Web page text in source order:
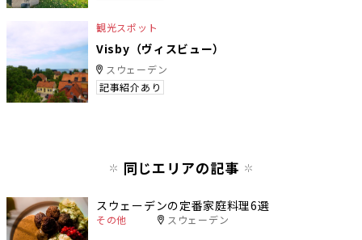
観光スポット
Visby（ヴィスビュー）
スウェーデン
記事紹介あり
同じエリアの記事
スウェーデンの定番家庭料理6選
その他 スウェーデン